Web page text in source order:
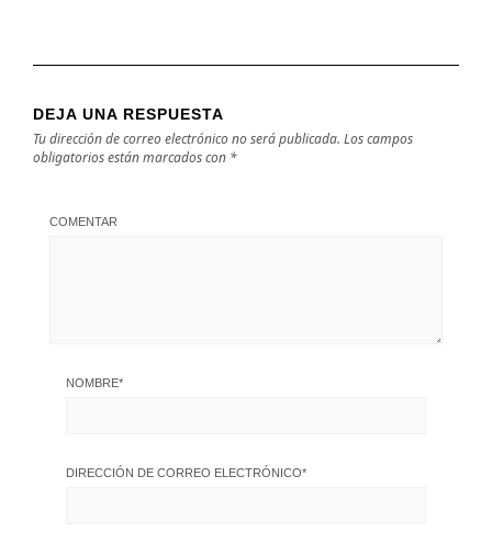
DEJA UNA RESPUESTA
Tu dirección de correo electrónico no será publicada. Los campos
obligatorios están marcados con *
COMENTAR
NOMBRE*
DIRECCIÓN DE CORREO ELECTRÓNICO*